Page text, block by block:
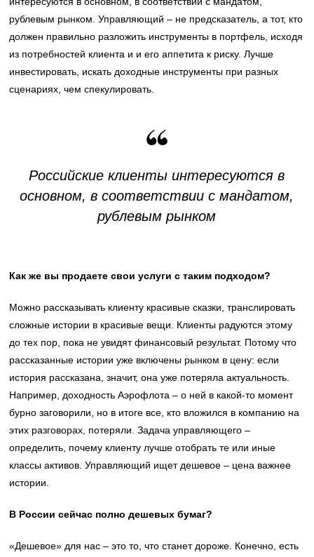
рублевым рынком. Управляющий – не предсказатель, а тот, кто
должен правильно разложить инструменты в портфель, исходя
из потребностей клиента и и его аппетита к риску. Лучше
инвестировать, искать доходные инструменты при разных
сценариях, чем спекулировать.
Российские клиенты интересуются в
основном, в соответствии с мандатом,
рублевым рынком
Как же вы продаете свои услуги с таким подходом?
Можно рассказывать клиенту красивые сказки, транслировать
сложные истории в красивые вещи. Клиенты радуются этому
до тех пор, пока не увидят финансовый результат. Потому что
рассказанные истории уже включены рынком в цену: если
история рассказана, значит, она уже потеряла актуальность.
Например, доходность Аэрофлота – о ней в какой-то момент
бурно заговорили, но в итоге все, кто вложился в компанию на
этих разговорах, потеряли. Задача управляющего –
определить, почему клиенту лучше отобрать те или иные
классы активов. Управляющий ищет дешевое – цена важнее
истории.
В России сейчас полно дешевых бумаг?
«Дешевое» для нас – это то, что станет дороже. Конечно, есть